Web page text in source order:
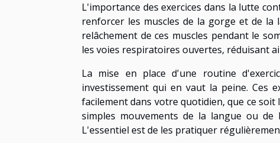
L'importance des exercices dans la lutte
renforcer les muscles de la gorge et de
relâchement de ces muscles pendant le
les voies respiratoires ouvertes, réduisant
La mise en place d'une routine
investissement qui en vaut la peine. Ces
facilement dans votre quotidien, que ce
simples mouvements de la langue ou de
L'essentiel est de les pratiquer